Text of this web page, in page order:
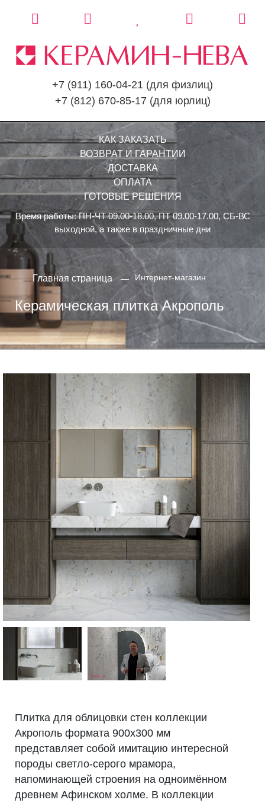
+7 (911) 160-04-21 (для физлиц)
+7 (812) 670-85-17 (для юрлиц)
КАК ЗАКАЗАТЬ
ВОЗВРАТ И ГАРАНТИИ
ДОСТАВКА
ОПЛАТА
ГОТОВЫЕ РЕШЕНИЯ
Время работы: ПН-ЧТ 09.00-18.00, ПТ 09.00-17.00, СБ-ВС
выходной, а также в праздничные дни
Главная страница Интернет-магазин
Керамическая плитка Акрополь
Плитка для облицовки стен коллекции
Акрополь формата 900х300 мм
представляет собой имитацию интересной
породы светло-серого мрамора,
напоминающей строения на одноимённом
древнем Афинском холме. В коллекции